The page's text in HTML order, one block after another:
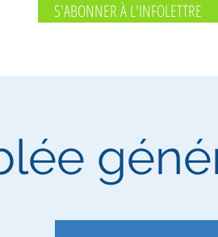
S'ABONNER À L'INFOLETTRE